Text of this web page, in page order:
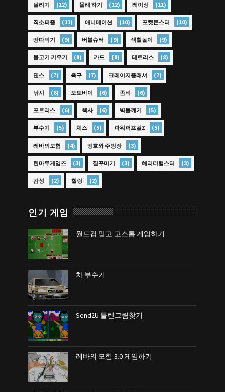
달리기 (12) 몰래 하기 (12) 레이싱 (11)
직소퍼즐 (11) 애니메이션 (10) 포켓몬스터 (10)
땅따먹기 (9) 버블슈터 (9) 색칠놀이 (9)
물고기 키우기 (8) 카드 (8) 테트리스 (8)
댄스 (7) 축구 (7) 크레이지플래셔 (7)
낚시 (6) 오토바이 (6) 좀비 (6)
포트리스 (6) 헥사 (6) 벽돌깨기 (5)
부수기 (5) 체스 (5) 파워퍼프걸Z (5)
레바의모험 (4) 띵호와 주방장 (3)
린마루게임즈 (3) 집꾸미기 (3) 해리더햄스터 (3)
감성 (2) 힐링 (2)
인기 게임
월드컵 맞고 고스톱 게임하기
차 부수기
Send2U 틀린그림찾기
레바의 모험 3.0 게임하기